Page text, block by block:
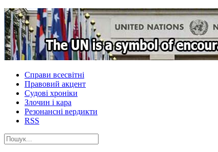
Справи всесвітні
Правовий акцент
Судові хроніки
Злочин і кара
Резонансні вердикти
RSS